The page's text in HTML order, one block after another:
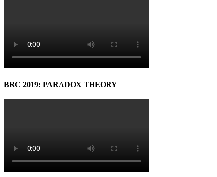
BRC 2019: PARADOX THEORY